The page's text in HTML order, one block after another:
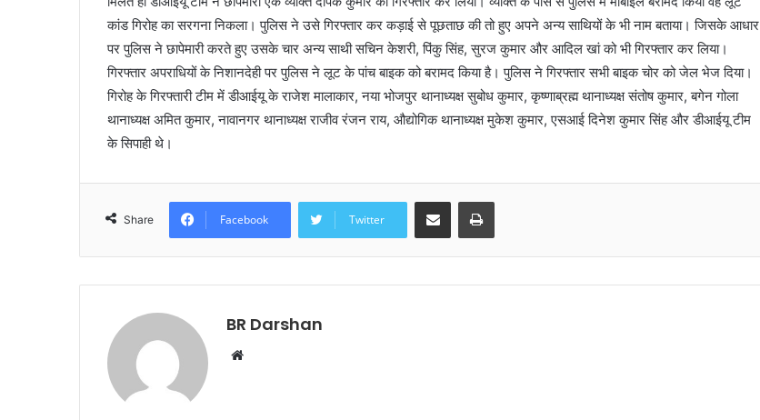
कांड गिरोह का सरगना निकला। पुलिस ने उसे गिरफ्तार कर कड़ाई से पूछताछ की तो हुए अपने अन्य साथियों के भी नाम बताया। जिसके आधार
पर पुलिस ने छापेमारी करते हुए उसके चार अन्य साथी सचिन केशरी, पिंकु सिंह, सुरज कुमार और आदिल खां को भी गिरफ्तार कर लिया।
गिरफ्तार अपराधियों के निशानदेही पर पुलिस ने लूट के पांच बाइक को बरामद किया है। पुलिस ने गिरफ्तार सभी बाइक चोर को जेल भेज दिया।
गिरोह के गिरफ्तारी टीम में डीआईयू के राजेश मालाकार, नया भोजपुर थानाध्यक्ष सुबोध कुमार, कृष्णाब्रह्म थानाध्यक्ष संतोष कुमार, बगेन गोला
थानाध्यक्ष अमित कुमार, नावानगर थानाध्यक्ष राजीव रंजन राय, औद्योगिक थानाध्यक्ष मुकेश कुमार, एसआई दिनेश कुमार सिंह और डीआईयू टीम
के सिपाही थे।
Share Facebook Twitter
BR Darshan